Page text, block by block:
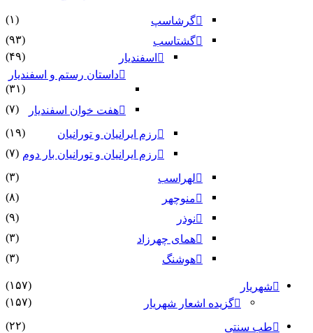
گرشاسپ
(۱)
گشتاسب
(۹۳)
اسفندیار
(۴۹)
داستان رستم و اسفندیار
(۳۱)
هفت خوان اسفندیار
(۷)
رزم ایرانیان و تورانیان
(۱۹)
رزم ایرانیان و تورانیان بار دوم (۷)
لهراسب
(۳)
منوچهر
(۸)
نوذر
(۹)
هماى چهرزاد
(۳)
هوشنگ
(۳)
شهریار
(۱۵۷)
گزیده اشعار شهریار
(۱۵۷)
طب سنتی (۲۲)